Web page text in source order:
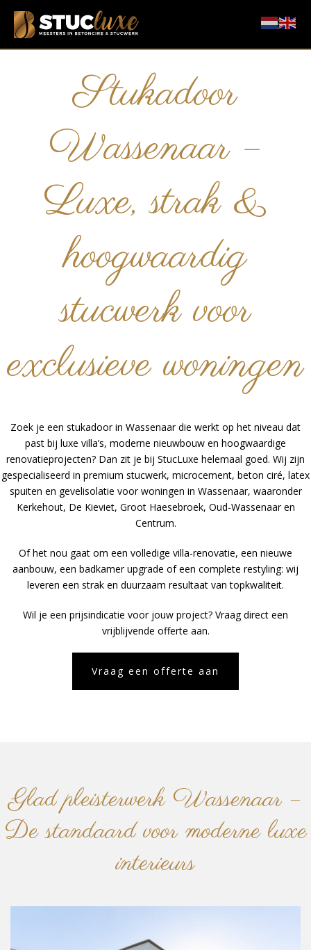
Stukadoor
Wassenaar –
Luxe, strak &
hoogwaardig
stucwerk voor
exclusieve woningen
Zoek je een stukadoor in Wassenaar die werkt op het niveau dat
past bij luxe villa’s, moderne nieuwbouw en hoogwaardige
renovatieprojecten? Dan zit je bij StucLuxe helemaal goed. Wij zijn
gespecialiseerd in premium stucwerk, microcement, beton ciré, latex
spuiten en gevelisolatie voor woningen in Wassenaar, waaronder
Kerkehout, De Kieviet, Groot Haesebroek, Oud-Wassenaar en
Centrum.
Of het nou gaat om een volledige villa-renovatie, een nieuwe
aanbouw, een badkamer upgrade of een complete restyling: wij
leveren een strak en duurzaam resultaat van topkwaliteit.
Wil je een prijsindicatie voor jouw project? Vraag direct een
vrijblijvende offerte aan.
Vraag een offerte aan
Glad pleisterwerk Wassenaar –
De standaard voor moderne luxe
interieurs